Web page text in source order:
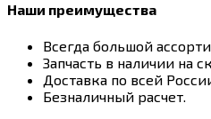
Наши преимущества
Всегда большой
Запчасть в наличии на
Доставка по всей
Безналичный расчет.